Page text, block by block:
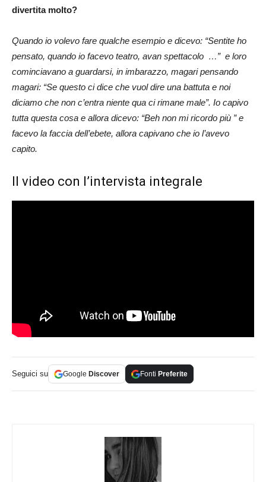
divertita molto?
Quando io volevo fare qualche esempio e dicevo: “Sentite ho
pensato, quando io facevo teatro, avan spettacolo …” e loro
cominciavano a guardarsi, in imbarazzo, magari pensando
magari: “Se questo ci dice che vuol dire una battuta e noi
diciamo che non c’entra niente qua ci rimane male”. Io capivo
tutta questa cosa e allora dicevo: “Beh non mi ricordo più ” e
facevo la faccia dell’ebete, allora capivano che io l’avevo
capito.
Il video con l’intervista integrale
Seguici su Google Discover Fonti Preferite